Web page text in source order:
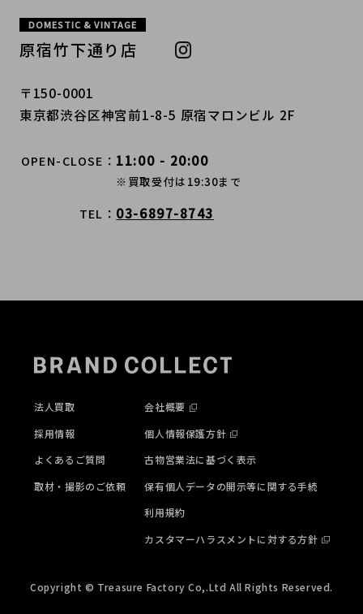
DOMESTIC & VINTAGE
原宿竹下通り店
〒150-0001
東京都渋谷区神宮前1-8-5 原宿マロンビル 2F
OPEN-CLOSE 11:00 - 20:00
※買取受付は19:30まで
TEL 03-6897-8743
法人買取
採用情報
よくあるご質問
取材・撮影のご依頼
会社概要
個人情報保護方針
古物営業法に基づく表示
保有個人データの開示等に関する手続
利用規約
カスタマーハラスメントに対する方針
Copyright © Treasure Factory Co,.Ltd All Rights Reserved.